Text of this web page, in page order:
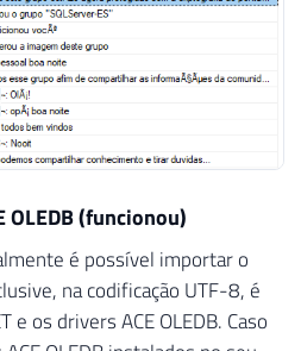
OLEDB (funcionou)
é possível importar o
na codificação UTF-8, é
e os drivers ACE OLEDB. Caso